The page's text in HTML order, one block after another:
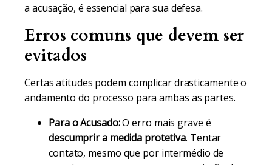
a acusação, é essencial para sua defesa.
Erros comuns que devem ser
evitados
Certas atitudes podem complicar drasticamente o
andamento do processo para ambas as partes.
Para o Acusado:O erro mais grave é
descumprir a medida protetiva. Tentar
contato, mesmo que por intermédio de